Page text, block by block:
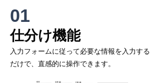
01
​仕分け機能
​入力フォームに従って必要な情報を入力する
だけで、直感的に操作できます。